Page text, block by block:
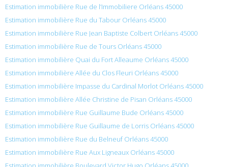
Estimation immobilière Rue de l’Immobiliere Orléans 45000
Estimation immobilière Rue du Tabour Orléans 45000
Estimation immobilière Rue Jean Baptiste Colbert Orléans 45000
Estimation immobilière Rue de Tours Orléans 45000
Estimation immobilière Quai du Fort Alleaume Orléans 45000
Estimation immobilière Allée du Clos Fleuri Orléans 45000
Estimation immobilière Impasse du Cardinal Morlot Orléans 45000
Estimation immobilière Allée Christine de Pisan Orléans 45000
Estimation immobilière Rue Guillaume Bude Orléans 45000
Estimation immobilière Rue Guillaume de Lorris Orléans 45000
Estimation immobilière Rue du Belneuf Orléans 45000
Estimation immobilière Rue Aux Ligneaux Orléans 45000